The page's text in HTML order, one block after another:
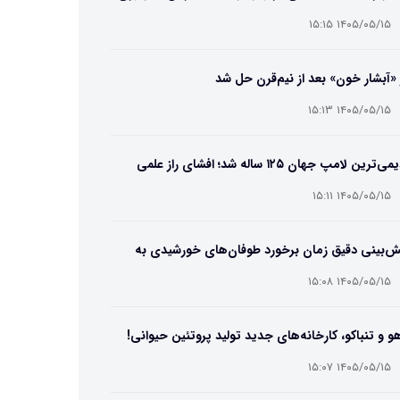
۱۴۰۵/۰۵/۱۵ ۱۵:۱۵
«آبشار خون» بعد از نیم‌قرن حل شد
۱۴۰۵/۰۵/۱۵ ۱۵:۱۳
قدیمی‌ترین لامپ جهان ۱۲۵ ساله شد؛ افشای راز علمی
لامپ سنتنیال
۱۴۰۵/۰۵/۱۵ ۱۵:۱۱
دقیق زمان برخورد طوفان‌های خورشیدی به
ممکن شد
۱۴۰۵/۰۵/۱۵ ۱۵:۰۸
و تنباکو، کارخانه‌های جدید تولید پروتئین حیوانی!
۱۴۰۵/۰۵/۱۵ ۱۵:۰۷